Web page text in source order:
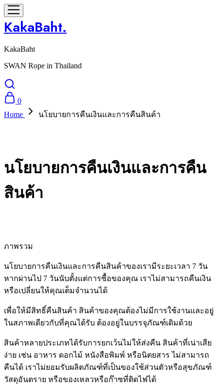
KakaBaht.
KakaBaht
SWAN Rope in Thailand
0
Home
นโยบายการคืนเงินและการคืนสินค้า
นโยบายการคืนเงินและการคืน
สินค้า
ภาพรวม
นโยบายการคืนเงินและการคืนสินค้าของเรามีระยะเวลา 7 วัน
หากผ่านไป 7 วันนับตั้งแต่การซื้อของคุณ เราไม่สามารถคืนเงิน
หรือเปลี่ยนให้คุณเต็มจำนวนได้
เพื่อให้มีสิทธิ์คืนสินค้า สินค้าของคุณต้องไม่มีการใช้งานและอยู่
ในสภาพเดียวกับที่คุณได้รับ ต้องอยู่ในบรรจุภัณฑ์เดิมด้วย
สินค้าหลายประเภทได้รับการยกเว้นไม่ให้ส่งคืน สินค้าที่เน่าเสีย
ง่าย เช่น อาหาร ดอกไม้ หนังสือพิมพ์ หรือนิตยสาร ไม่สามารถ
คืนได้ เราไม่ยอมรับผลิตภัณฑ์ที่เป็นของใช้ส่วนตัวหรือสุขภัณฑ์
วัสดุอันตราย หรือของเหลวหรือก๊าซที่ติดไฟได้